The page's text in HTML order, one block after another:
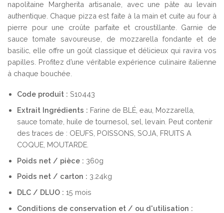
napolitaine Margherita artisanale, avec une pâte au levain
authentique. Chaque pizza est faite à la main et cuite au four à
pierre pour une croûte parfaite et croustillante. Garnie de
sauce tomate savoureuse, de mozzarella fondante et de
basilic, elle offre un goût classique et délicieux qui ravira vos
papilles. Profitez d’une véritable expérience culinaire italienne
à chaque bouchée.
Code produit : S10443
Extrait Ingrédients : Farine de BLÉ, eau, Mozzarella,
sauce tomate, huile de tournesol, sel, levain. Peut contenir
des traces de : OEUFS, POISSONS, SOJA, FRUITS A
COQUE, MOUTARDE.
Poids net / pièce : 360g
Poids net / carton : 3.24kg
DLC / DLUO : 15 mois
Conditions de conservation et / ou d'utilisation :